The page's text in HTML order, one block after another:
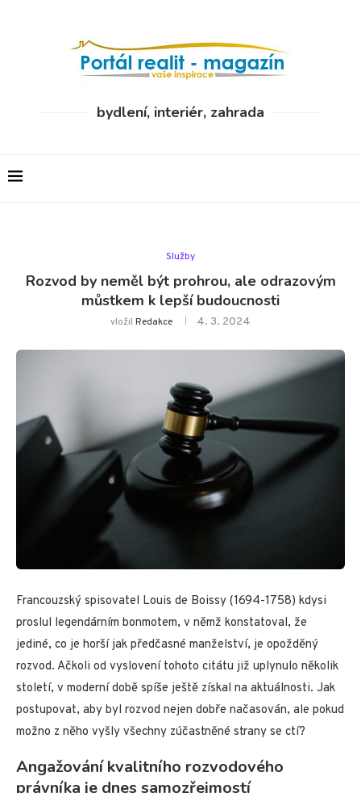
bydlení, interiér, zahrada
Služby
Rozvod by neměl být prohrou, ale odrazovým
můstkem k lepší budoucnosti
vložil Redakce 4. 3. 2024
Francouzský spisovatel Louis de Boissy (1694-1758) kdysi
proslul legendárním bonmotem, v němž konstatoval, že
jediné, co je horší jak předčasné manželství, je opožděný
rozvod. Ačkoli od vyslovení tohoto citátu již uplynulo několik
století, v moderní době spíše ještě získal na aktuálnosti. Jak
postupovat, aby byl rozvod nejen dobře načasován, ale pokud
možno z něho vyšly všechny zúčastněné strany se ctí?
Angažování kvalitního rozvodového
právníka je dnes samozřejmostí